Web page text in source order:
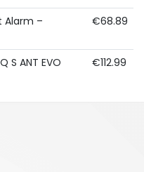
Alarm –
€68.89
S ANT EVO
€112.99